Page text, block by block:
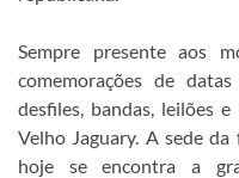
Sempre presente aos
comemorações de
desfiles, bandas, leilões
Velho Jaguary. A sede
hoje se encontra a